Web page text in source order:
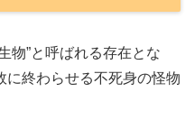
物”と呼ばれる存在とな
に終わらせる不死身の怪物